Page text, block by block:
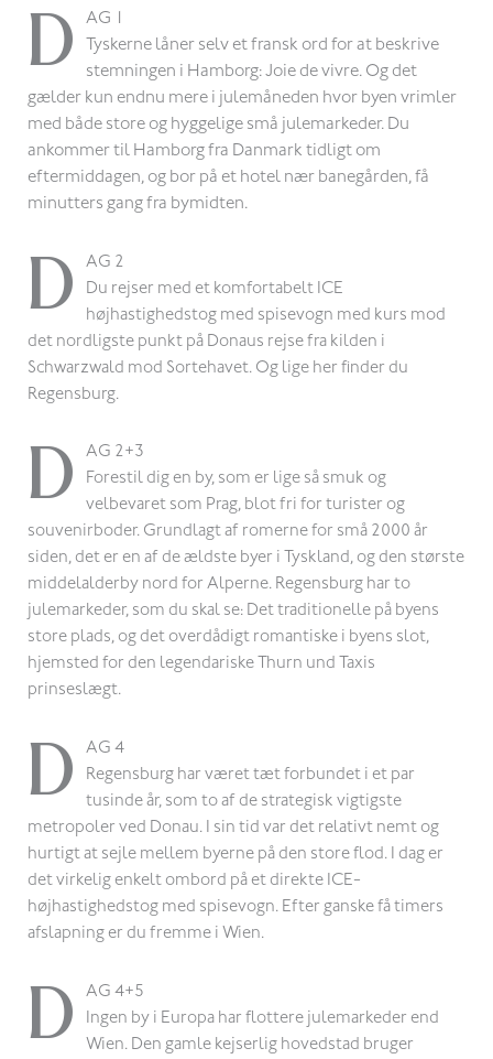
D
AG 1
Tyskerne låner selv et fransk ord for at beskrive
stemningen i Hamborg: Joie de vivre. Og det
gælder kun endnu mere i julemåneden hvor byen vrimler
med både store og hyggelige små julemarkeder. Du
ankommer til Hamborg fra Danmark tidligt om
eftermiddagen, og bor på et hotel nær banegården, få
minutters gang fra bymidten.
D
AG 2
Du rejser med et komfortabelt ICE
højhastighedstog med spisevogn med kurs mod
det nordligste punkt på Donaus rejse fra kilden i
Schwarzwald mod Sortehavet. Og lige her finder du
Regensburg.
D
AG 2+3
Forestil dig en by, som er lige så smuk og
velbevaret som Prag, blot fri for turister og
souvenirboder. Grundlagt af romerne for små 2000 år
siden, det er en af de ældste byer i Tyskland, og den største
middelalderby nord for Alperne. Regensburg har to
julemarkeder, som du skal se: Det traditionelle på byens
store plads, og det overdådigt romantiske i byens slot,
hjemsted for den legendariske Thurn und Taxis
prinseslægt.
D
AG 4
Regensburg har været tæt forbundet i et par
tusinde år, som to af de strategisk vigtigste
metropoler ved Donau. I sin tid var det relativt nemt og
hurtigt at sejle mellem byerne på den store flod. I dag er
det virkelig enkelt ombord på et direkte ICE-
højhastighedstog med spisevogn. Efter ganske få timers
afslapning er du fremme i Wien.
D
AG 4+5
Ingen by i Europa har flottere julemarkeder end
Wien. Den gamle kejserlig hovedstad bruger